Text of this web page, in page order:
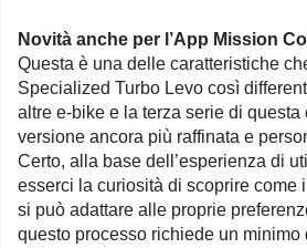
Novità anche per l’App Mission
Questa è una delle caratteristiche
Specialized Turbo Levo così
altre e-bike e la terza serie di questa
versione ancora più raffinata e
Certo, alla base dell’esperienza di
esserci la curiosità di scoprire come
si può adattare alle proprie
questo processo richiede un minimo